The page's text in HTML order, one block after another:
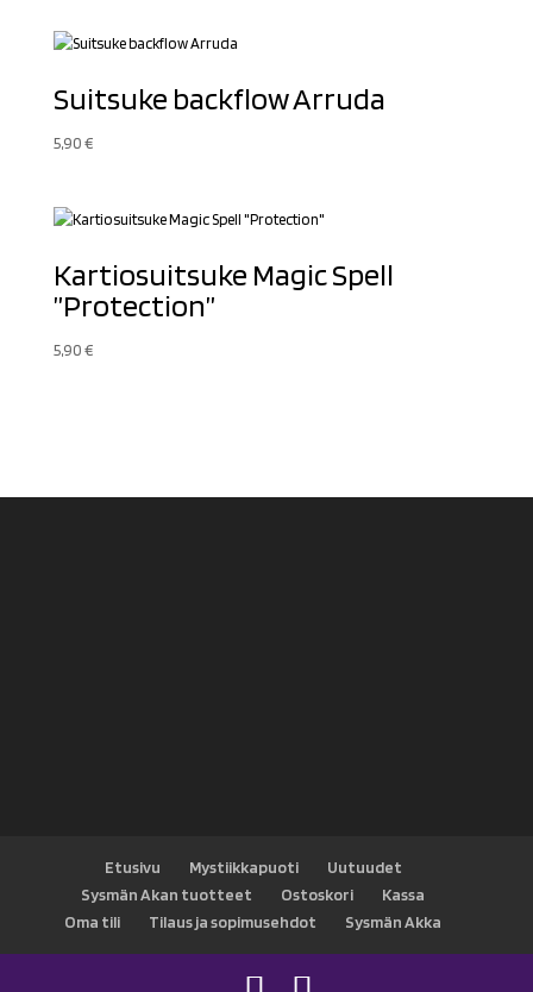
Suitsuke backflow Arruda
5,90€
Kartiosuitsuke Magic Spell
”Protection”
5,90€
Etusivu Mystiikkapuoti
Uutuudet
Sysmän Akan tuotteet
Ostoskori
Kassa
Oma tili
Tilaus ja sopimusehdot Sysmän Akka